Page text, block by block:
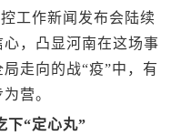
工作新闻发布会陆续
，凸显河南在这场事
走向的战“疫”中，有
营。
下“定心丸”